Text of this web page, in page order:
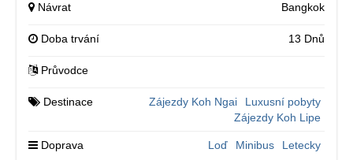
Návrat Bangkok
Doba trvání 13 Dnů
Průvodce
Destinace Luxusní pobyty
Zájezdy Koh Ngai
Zájezdy Koh Lipe
Doprava Letecky
Minibus
Loď